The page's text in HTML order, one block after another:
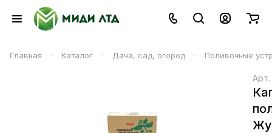
Главная – Каталог – Дача, сад, огород – Поливочные
Арт.